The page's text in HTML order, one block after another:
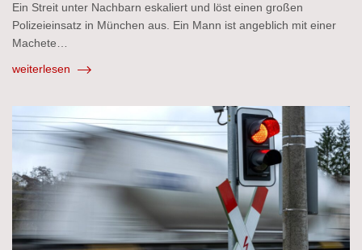
Ein Streit unter Nachbarn eskaliert und löst einen großen
Polizeieinsatz in München aus. Ein Mann ist angeblich mit einer
Machete…
weiterlesen